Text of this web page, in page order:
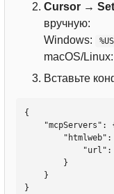
Cursor →
вручную:
Windows:
macOS/Linux:
Вставьте
{
}